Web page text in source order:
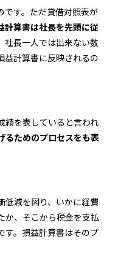
です。ただ貸借対照表が
計算書は社長を先頭に従
社長一人では出来ない数
益計算書に反映されるの
績を表していると言われ
るためのプロセスをも表
低減を図り、いかに経費
か、そこから税金を支払
す。損益計算書はそのプ